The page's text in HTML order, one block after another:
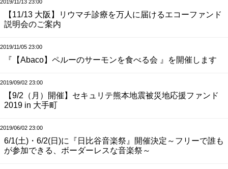
2019/11/13 23:00
【11/13 大阪】リウマチ診療を万人に届けるエコーファンド
説明会のご案内
2019/11/05 23:00
『【Abaco】ペルーのサーモンを食べる会 』を開催します
2019/09/02 23:00
【9/2（月）開催】セキュリテ熊本地震被災地応援ファンド
2019 in 大手町
2019/06/02 23:00
6/1(土)・6/2(日)に『日比谷音楽祭』開催決定～フリーで誰も
が参加できる、ボーダーレスな音楽祭～